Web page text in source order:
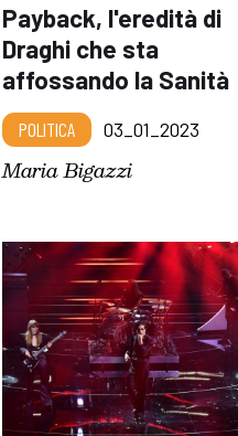
Payback, l'eredità di
Draghi che sta
affossando la Sanità
POLITICA 03_01_2023
Maria Bigazzi